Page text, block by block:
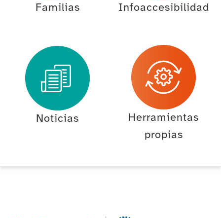
Familias Infoaccesibilidad
Noticias
Herramientas
propias